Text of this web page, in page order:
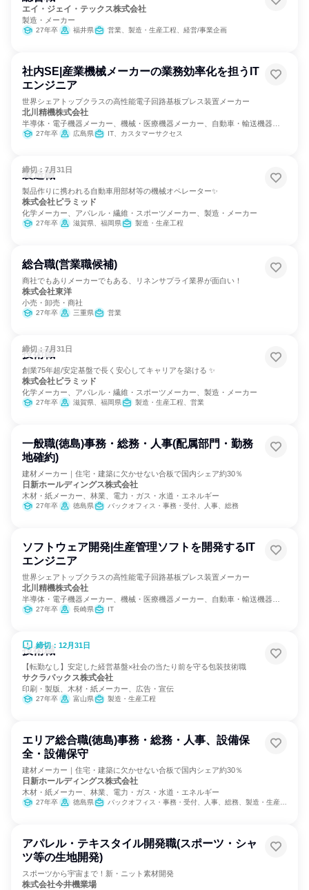
エイ・ジェイ・テックス株式会社
製造・メーカー
27年卒 福井県 営業、製造・生産工程、経営/事業企画
社内SE|産業機械メーカーの業務効率化を担うIT
エンジニア
世界シェアトップクラスの高性能電子回路基板プレス装置メーカー
北川精機株式会社
半導体・電子機器メーカー、機械・医療機器メーカー、自動車・輸送機器メ
ーカー27年卒 広島県 IT、カスタマーサクセス
締切：7月31日
製造職
製品作りに携われる自動車用部材等の機械オペレーター✨
株式会社ピラミッド
化学メーカー、アパレル・繊維・スポーツメーカー、製造・メーカー
27年卒 滋賀県、福岡県 製造・生産工程
総合職(営業職候補)
商社でもありメーカーでもある、リネンサプライ業界が面白い！
株式会社東洋
小売・卸売・商社
27年卒 三重県 営業
締切：7月31日
技術職
創業75年超/安定基盤で長く安心してキャリアを築ける ✨
株式会社ピラミッド
化学メーカー、アパレル・繊維・スポーツメーカー、製造・メーカー
27年卒 滋賀県、福岡県 製造・生産工程、営業
一般職(徳島)事務・総務・人事(配属部門・勤務
地確約)
建材メーカー｜住宅・建築に欠かせない合板で国内シェア約30％
日新ホールディングス株式会社
木材・紙メーカー、林業、電力・ガス・水道・エネルギー
27年卒 徳島県 バックオフィス・事務・受付、人事、総務
ソフトウェア開発|生産管理ソフトを開発するIT
エンジニア
世界シェアトップクラスの高性能電子回路基板プレス装置メーカー
北川精機株式会社
半導体・電子機器メーカー、機械・医療機器メーカー、自動車・輸送機器メ
ーカー27年卒 長崎県 IT
締切：12月31日
技術職
【転勤なし】安定した経営基盤×社会の当たり前を守る包装技術職
サクラパックス株式会社
印刷・製版、木材・紙メーカー、広告・宣伝
27年卒 富山県 製造・生産工程
エリア総合職(徳島)事務・総務・人事、設備保
全・設備保守
建材メーカー｜住宅・建築に欠かせない合板で国内シェア約30％
日新ホールディングス株式会社
木材・紙メーカー、林業、電力・ガス・水道・エネルギー
27年卒 徳島県 バックオフィス・事務・受付、人事、総務、製造・生産工程、建築/土木/プラント専門職
アパレル・テキスタイル開発職(スポーツ・シャ
ツ等の生地開発)
スポーツから宇宙まで！新・ニット素材開発
株式会社今井機業場